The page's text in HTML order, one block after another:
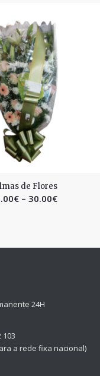
de Flores
€– 30.00€
24H
103
a rede fixa nacional)